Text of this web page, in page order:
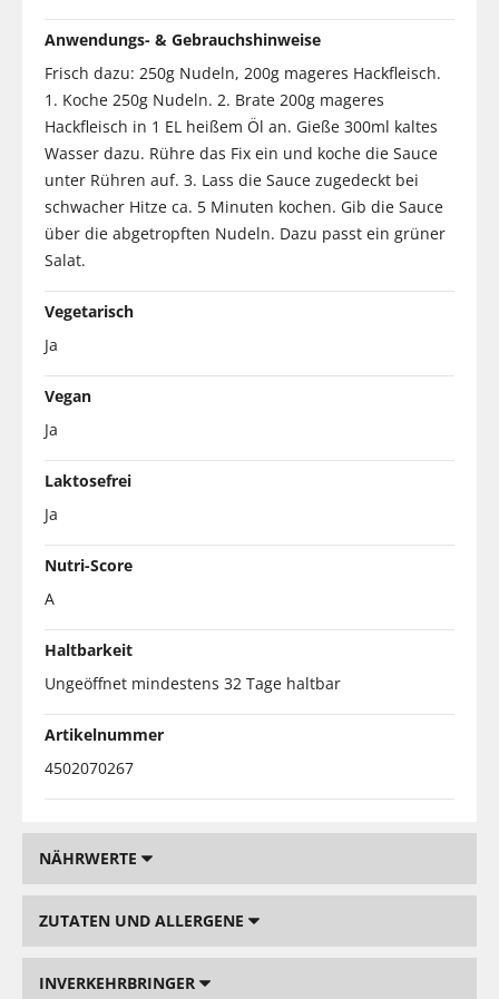
Anwendungs- & Gebrauchshinweise
Frisch dazu: 250g Nudeln, 200g mageres Hackfleisch.
1. Koche 250g Nudeln. 2. Brate 200g mageres
Hackfleisch in 1 EL heißem Öl an. Gieße 300ml kaltes
Wasser dazu. Rühre das Fix ein und koche die Sauce
unter Rühren auf. 3. Lass die Sauce zugedeckt bei
schwacher Hitze ca. 5 Minuten kochen. Gib die Sauce
über die abgetropften Nudeln. Dazu passt ein grüner
Salat.
Vegetarisch
Ja
Vegan
Ja
Laktosefrei
Ja
Nutri-Score
A
Haltbarkeit
Ungeöffnet mindestens 32 Tage haltbar
Artikelnummer
4502070267
NÄHRWERTE
ZUTATEN UND ALLERGENE
INVERKEHRBRINGER